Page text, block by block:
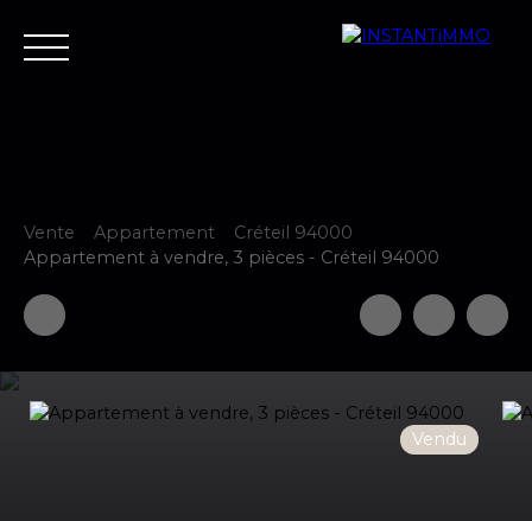
Accueil Estimer Vendre Acheter
Vente Appartement
Créteil 94000
Appartement à vendre, 3 pièces - Créteil 94000
Vendu